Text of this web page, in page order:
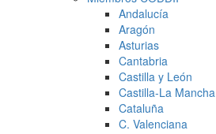
Andalucía
Aragón
Asturias
Cantabria
Castilla y León
Castilla-La Mancha
Cataluña
C. Valenciana